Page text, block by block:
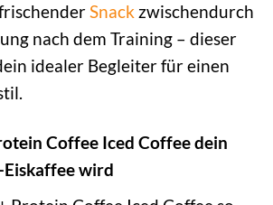
Snack zwischendurch
nach dem Training – dieser
idealer Begleiter für einen
Coffee Iced Coffee dein
wird